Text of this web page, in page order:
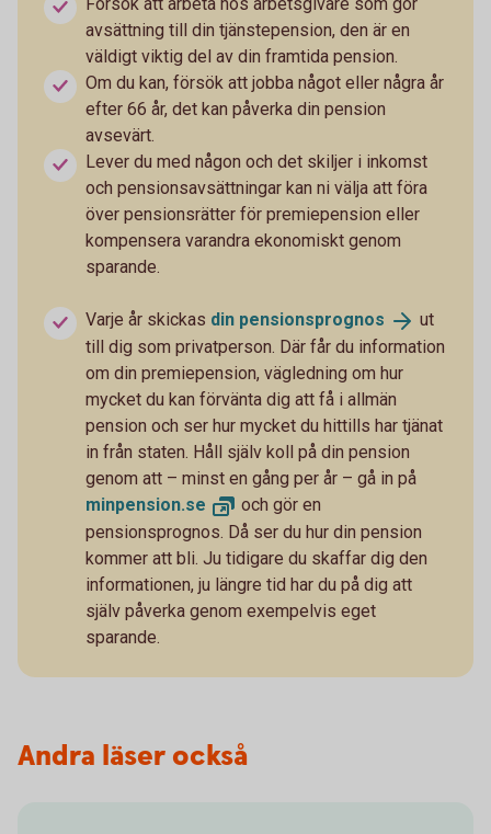
avsättning till din tjänstepension, den är en
väldigt viktig del av din framtida pension.
Om du kan, försök att jobba något eller några år
efter 66 år, det kan påverka din pension
avsevärt.
Lever du med någon och det skiljer i inkomst
och pensionsavsättningar kan ni välja att föra
över pensionsrätter för premiepension eller
kompensera varandra ekonomiskt genom
sparande.
Varje år skickas din pensionsprognos
ut
till dig som privatperson. Där får du information
om din premiepension, vägledning om hur
mycket du kan förvänta dig att få i allmän
pension och ser hur mycket du hittills har tjänat
in från staten. Håll själv koll på din pension
genom att – minst en gång per år – gå in på
minpension.se
och gör en
pensionsprognos. Då ser du hur din pension
kommer att bli. Ju tidigare du skaffar dig den
informationen, ju längre tid har du på dig att
själv påverka genom exempelvis eget
sparande.
Andra läser också